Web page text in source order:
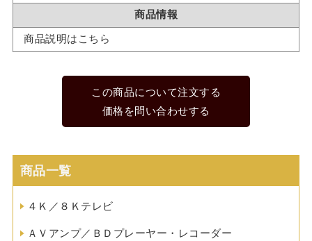
商品情報
商品説明はこちら
この商品について注文する
価格を問い合わせする
商品一覧
４Ｋ／８Ｋテレビ
ＡＶアンプ／ＢＤプレーヤー・レコーダー